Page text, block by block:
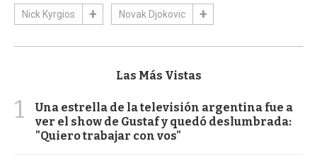
Nick Kyrgios Novak Djokovic
Las Más Vistas
1
Una estrella de la televisión argentina fue a
ver el show de Gustaf y quedó deslumbrada:
"Quiero trabajar con vos"